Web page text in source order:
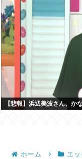
【悲報】浜辺美波さん、
ホーム エ